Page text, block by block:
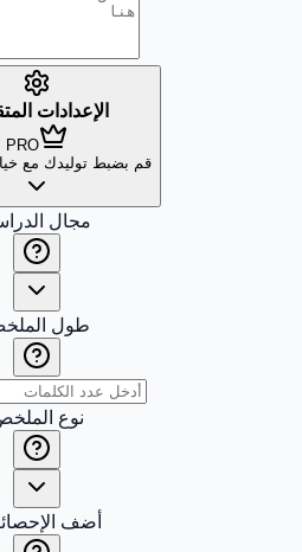
الإعدادات
PRO
قم بضبط توليدك مع
مجال
طول
نوع
أضف